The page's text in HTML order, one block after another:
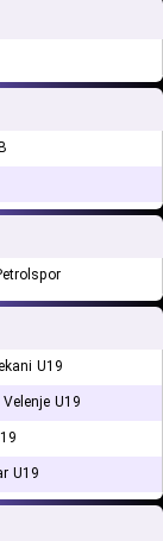
U19
U19
U19